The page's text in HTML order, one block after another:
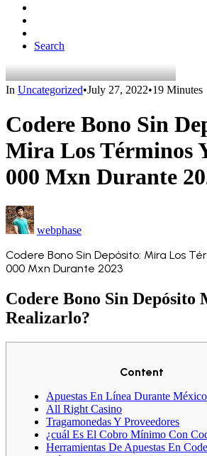
Search
In Uncategorized•July 27, 2022•19 Minutes
Codere Bono Sin
Mira Los Términos
000 Mxn Durante
webphase
Codere Bono Sin Depósito: Mira Los
000 Mxn Durante 2023
Codere Bono Sin Depósito
Realizarlo?
Content
Apuestas En Línea Durante México
All Right Casino
Tragamonedas Y Proveedores
¿cuál Es El Cobro Mínimo Con
Herramientas De Apuestas En